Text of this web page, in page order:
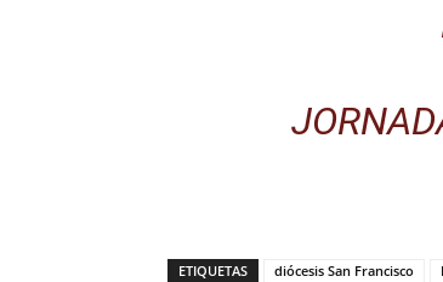
ETIQUETAS diócesis San Francisco